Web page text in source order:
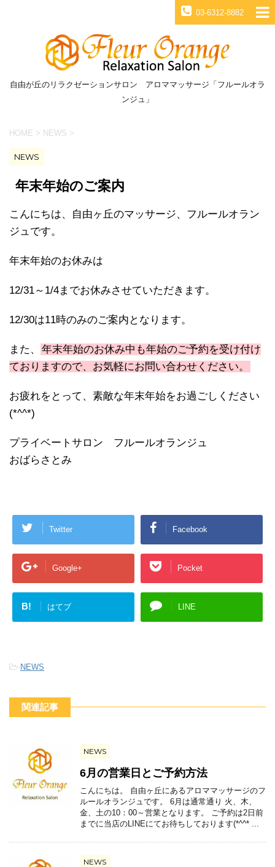
03-6312-8882
自由が丘のリラクゼーションサロン アロママッサージ「フルールオラ
ンジュ」
HOME > NEWS >
NEWS
年末年始のご案内
こんにちは、自由ヶ丘のマッサージ、フルールオラン
ジュです。
年末年始のお休みは
12/31～1/4までお休みさせていただきます。
12/30は11時のみのご案内となります。
また、
年末年始のお休み中も年始のご予約を受け付け
ておりますので、お気軽にお問い合わせください。
お疲れをとって、素敵な年末年始をお過ごしください
(*^^*)
プライベートサロン フルールオランジュ
おばらさとみ
Twitter Facebook
Google+ Pocket
B! はてブ LINE
-NEWS
関連記事
NEWS
6月の営業日とご予約方法
こんにちは。 自由ヶ丘にあるアロママッサージのフ
ルールオランジュです。 6月は通常通り 火、木、
金、土の10：00～営業となります。 ご予約は2日前
までに当店のLINEにてお待ちしております(*^^* ...
NEWS